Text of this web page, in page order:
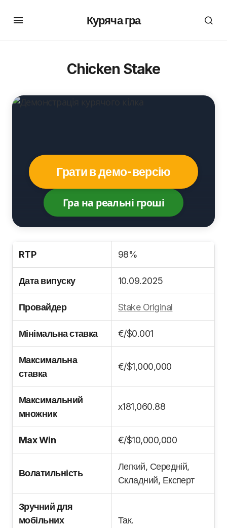
Куряча гра
Chicken Stake
Грати в демо-версію
Гра на реальні гроші
RTP 98%
Дата випуску 10.09.2025
Провайдер Stake Original
Мінімальна ставка €/$0.001
Максимальна
ставка
€/$1,000,000
Максимальний
множник
x181,060.88
Max Win €/$10,000,000
Волатильність
Легкий, Середній,
Складний, Експерт
Зручний для
мобільних
Так.